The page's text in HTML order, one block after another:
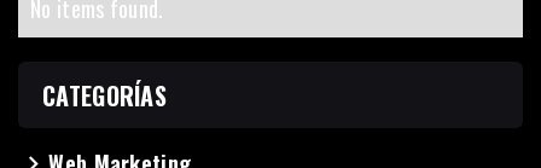
No items found.
CATEGORÍAS